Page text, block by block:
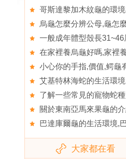
大家都在看